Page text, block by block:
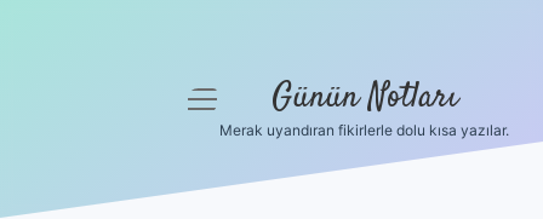
menüyü
Günün Notları
Merak uyandıran fikirlerle dolu kısa yazılar.